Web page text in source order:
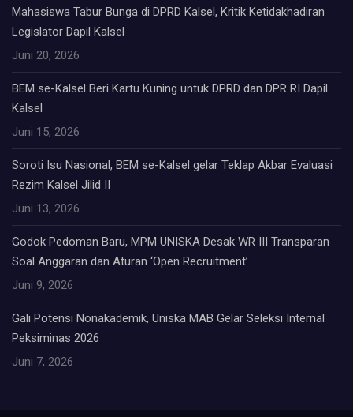
Mahasiswa Tabur Bunga di DPRD Kalsel, Kritik Ketidakhadiran
Legislator Dapil Kalsel
Juni 20, 2026
BEM se-Kalsel Beri Kartu Kuning untuk DPRD dan DPR RI Dapil
Kalsel
Juni 15, 2026
Soroti Isu Nasional, BEM se-Kalsel gelar Teklap Akbar Evaluasi
Rezim Kalsel Jilid II
Juni 13, 2026
Godok Pedoman Baru, MPM UNISKA Desak WR III Transparan
Soal Anggaran dan Aturan ‘Open Recruitment’
Juni 9, 2026
Gali Potensi Nonakademik, Uniska MAB Gelar Seleksi Internal
Peksiminas 2026
Juni 7, 2026